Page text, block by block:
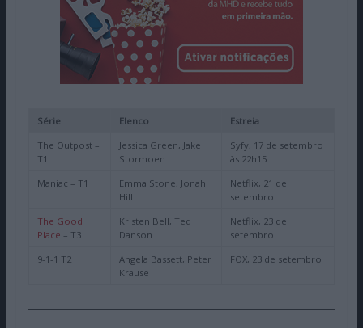
Série Elenco
Estreia
The Outpost –
T1
Jessica Green, Jake
Stormoen
Syfy, 17 de setembro
às 22h15
Maniac – T1
Emma Stone, Jonah
Hill
Netflix, 21 de
setembro
The Good
Place – T3
Kristen Bell, Ted
Danson
Netflix, 23 de
setembro
9-1-1 T2
Angela Bassett, Peter
Krause
FOX, 23 de setembro